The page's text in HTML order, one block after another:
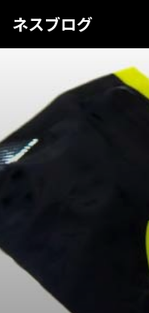
ネスブログ